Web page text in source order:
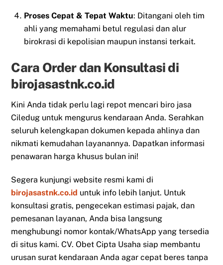
Proses Cepat & Tepat Waktu: Ditangani oleh tim
ahli yang memahami betul regulasi dan alur
birokrasi di kepolisian maupun instansi terkait.
Cara Order dan Konsultasi di
birojasastnk.co.id
Kini Anda tidak perlu lagi repot mencari biro jasa
Ciledug untuk mengurus kendaraan Anda. Serahkan
seluruh kelengkapan dokumen kepada ahlinya dan
nikmati kemudahan layanannya. Dapatkan informasi
penawaran harga khusus bulan ini!
Segera kunjungi website resmi kami di
birojasastnk.co.id untuk info lebih lanjut. Untuk
konsultasi gratis, pengecekan estimasi pajak, dan
pemesanan layanan, Anda bisa langsung
menghubungi nomor kontak/WhatsApp yang tersedia
di situs kami. CV. Obet Cipta Usaha siap membantu
urusan surat kendaraan Anda agar cepat beres tanpa